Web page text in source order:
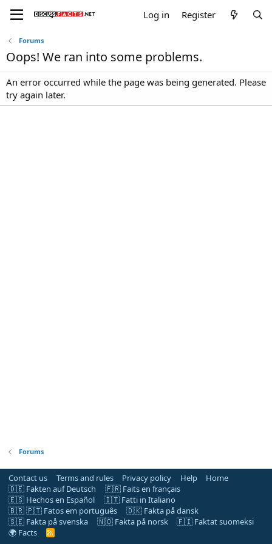
Log in Register
Forums
Oops! We ran into some problems.
An error occurred while the page was being generated. Please
try again later.
Forums
Contact us Terms and rules Privacy policy Help
Home
🇩🇪 Fakten auf Deutsch
🇫🇷 Faits en français
🇪🇸 Hechos en Español
🇮🇹 Fatti in Italiano
🇧🇷 🇵🇹 Fatos em português
🇩🇰 Fakta på dansk
🇸🇪 Fakta på svenska
🇳🇴 Fakta på norsk
🇫🇮 Faktat suomeksi
🌍 Facts
R